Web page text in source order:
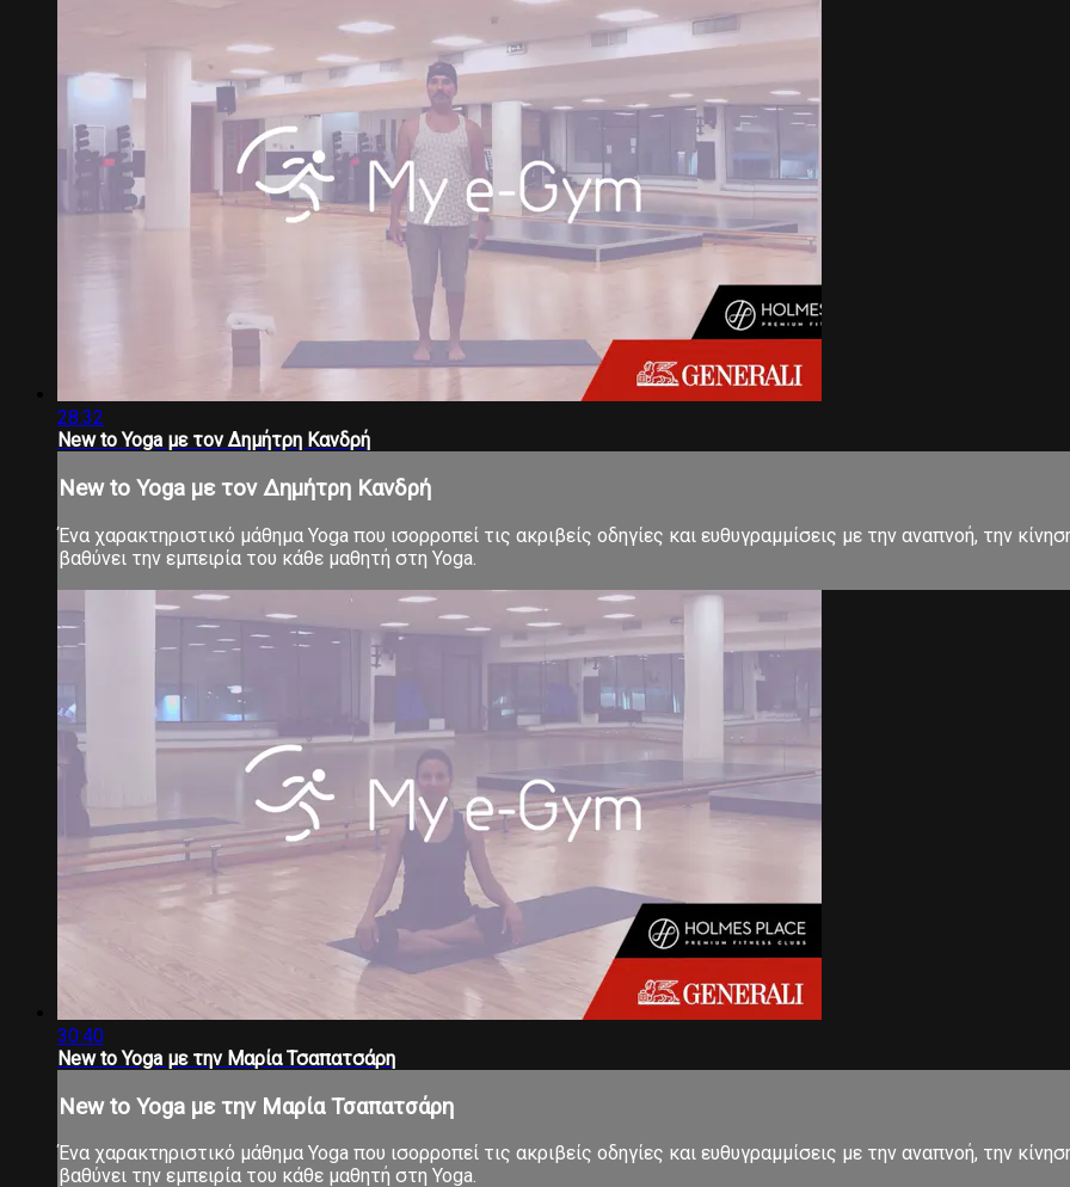
28:32
New to Yoga με τον Δημήτρη Κανδρή
New to Yoga με τον Δημήτρη Κανδρή
Ένα χαρακτηριστικό μάθημα Yoga που ισορροπεί τις ακριβείς οδηγίες και ευθυγραμμίσεις με την αναπνοή, την
βαθύνει την εμπειρία του κάθε μαθητή στη Yoga.
30:40
New to Yoga με την Μαρία Τσαπατσάρη
New to Yoga με την Μαρία Τσαπατσάρη
Ένα χαρακτηριστικό μάθημα Yoga που ισορροπεί τις ακριβείς οδηγίες και ευθυγραμμίσεις με την αναπνοή, την
βαθύνει την εμπειρία του κάθε μαθητή στη Yoga.